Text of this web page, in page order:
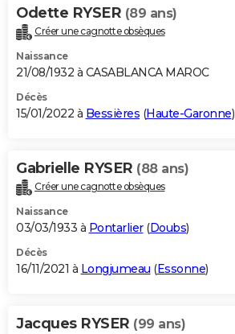
Odette RYSER (89 ans)
Créer une cagnotte obsèques
Naissance
21/08/1932 à CASABLANCA MAROC
Décès
15/01/2022 à Bessières (Haute-Garonne)
Gabrielle RYSER (88 ans)
Créer une cagnotte obsèques
Naissance
03/03/1933 à Pontarlier(Doubs)
Décès
16/11/2021 à Longjumeau (Essonne)
Jacques RYSER (99 ans)